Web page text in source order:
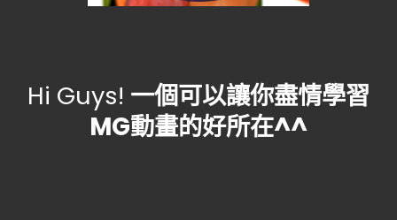
Hi Guys! 一個可以讓你盡情學習
MG動畫的好所在^^